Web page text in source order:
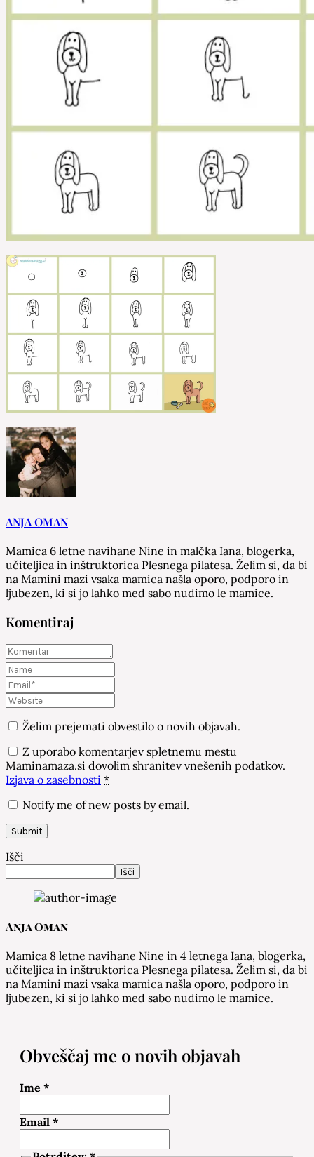
ANJA OMAN
Mamica 6 letne navihane Nine in malčka Iana, blogerka,
učiteljica in inštruktorica Plesnega pilatesa. Želim si, da bi
na Mamini mazi vsaka mamica našla oporo, podporo in
ljubezen, ki si jo lahko med sabo nudimo le mamice.
Komentiraj
Želim prejemati obvestilo o novih objavah.
Z uporabo komentarjev spletnemu mestu
Maminamaza.si dovolim shranitev vnešenih podatkov.
Izjava o zasebnosti *
Notify me of new posts by email.
Išči
Išči
Anja Oman
Mamica 8 letne navihane Nine in 4 letnega Iana, blogerka,
učiteljica in inštruktorica Plesnega pilatesa. Želim si, da bi
na Mamini mazi vsaka mamica našla oporo, podporo in
ljubezen, ki si jo lahko med sabo nudimo le mamice.
Obveščaj me o novih objavah
Ime *
Email *